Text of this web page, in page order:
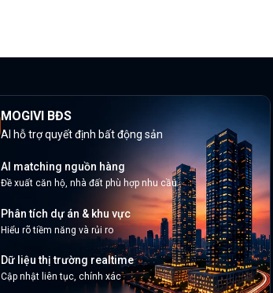
MOGIVI BĐS
AI hỗ trợ quyết định bất động sản
AI matching nguồn hàng
Đề xuất căn hộ, nhà đất phù hợp nhu cầu
Phân tích dự án & khu vực
Hiểu rõ tiềm năng và rủi ro
Dữ liệu thị trường realtime
Cập nhật liên tục, chính xác